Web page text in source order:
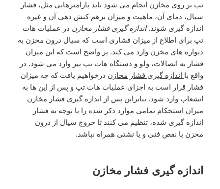
تپ بر روی مخازن انجام می شود باید پارامترهایی مثل، فشار
سیال، دمای آن، ماهیت و میزان برهم کنش دهی آن و غیره
اندازه گیری شوند.اندازه گیری فشار مخازن در عملیات هات
تپ برای اطلاع از میزان فشاری است که سیال درون مخزن به
دیواره های مخزن وارد می کند. پر واضح است که این میزان
فشار به اتصالات، ولو و دستگاه هات تپ نیز وارد می شود. در
واقع با اندازه گیری فشار مخازن درخواهیم یافت که چه میزان
فشار قرار است به اجزای عملیات هات تپ و پس از این ها به
انشعاب وارد شود. بنابراین پس از اندازه گیری فشار مخازن
میزان استحکام تمامی موارد ذکر شده را با توجه به فشار
اندازه گیری شده، تنظیم می کنند تا خروج سیال از درون
مخزن با نقص فنی و یا نشتی همراه نباشد.
اندازه گیری فشار مخازن